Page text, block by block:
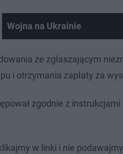
Wojna na Ukrainie
ze zgłaszającym
i otrzymania zapłaty za
zgodnie z
w linki i nie